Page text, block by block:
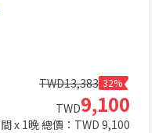
TWD13,383 32%
TWD9,100
間 x 1晚 總價：TWD 9,100